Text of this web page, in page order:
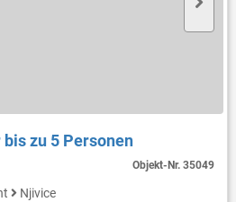
zu 5 Personen
Objekt-Nr.35049
Njivice